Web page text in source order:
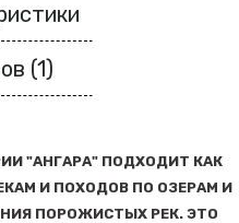
(1)
"АНГАРА" ПОДХОДИТ КАК
И ПОХОДОВ ПО ОЗЕРАМ И
ПОРОЖИСТЫХ РЕК. ЭТО